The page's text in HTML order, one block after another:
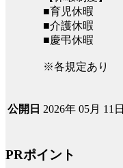
■育児休暇
■介護休暇
■慶弔休暇
※各規定あり
公開日 2026年 05月 11日
PRポイント